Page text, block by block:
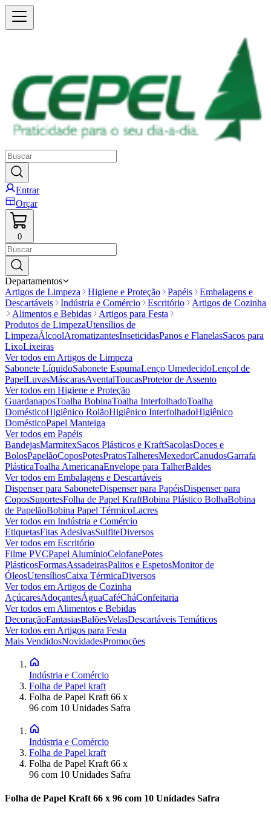
Entrar
Orçar
0
Departamentos
Artigos de Limpeza
Higiene e Proteção Papéis
Embalagens e
Descartáveis
Indústria e Comércio Escritório
Artigos de Cozinha
Alimentos e Bebidas
Artigos para Festa
Produtos de LimpezaUtensílios de
LimpezaÁlcoolAromatizantesInseticidasPanos e FlanelasSacos para
LixoLixeiras
Ver todos em Artigos de Limpeza
Sabonete LíquidoSabonete EspumaLenço UmedecidoLençol de
PapelLuvasMáscarasAventalToucasProtetor de Assento
Ver todos em Higiene e Proteção
GuardanaposToalha BobinaToalha InterfolhadoToalha
DomésticoHigiênico RolãoHigiênico InterfolhadoHigiênico
DomésticoPapel Manteiga
Ver todos em Papéis
BandejasMarmitexSacos Plásticos e KraftSacolasDoces e
BolosPapelãoCoposPotesPratosTalheresMexedorCanudosGarrafa
PlásticaToalha AmericanaEnvelope para TalherBaldes
Ver todos em Embalagens e Descartáveis
Dispenser para SaboneteDispenser para PapéisDispenser para
CoposSuportesFolha de Papel KraftBobina Plástico BolhaBobina
de PapelãoBobina Papel TérmicoLacres
Ver todos em Indústria e Comércio
EtiquetasFitas AdesivasSulfiteDiversos
Ver todos em Escritório
Filme PVCPapel AlumínioCelofanePotes
PlásticosFormasAssadeirasPalitos e EspetosMonitor de
ÓleosUtensíliosCaixa TérmicaDiversos
Ver todos em Artigos de Cozinha
AçúcaresAdoçantesÁguaCaféCháConfeitaria
Ver todos em Alimentos e Bebidas
DecoraçãoFantasiasBalõesVelasDescartáveis Temáticos
Ver todos em Artigos para Festa
Mais VendidosNovidadesPromoções
Indústria e Comércio
Folha de Papel kraft
Folha de Papel Kraft 66 x
96 com 10 Unidades Safra
Indústria e Comércio
Folha de Papel kraft
Folha de Papel Kraft 66 x
96 com 10 Unidades Safra
Folha de Papel Kraft 66 x 96 com 10 Unidades Safra